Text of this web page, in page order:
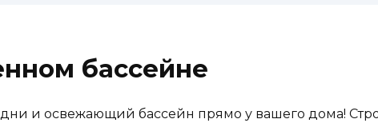
бассейне
и освежающий бассейн прямо у вашего дома!